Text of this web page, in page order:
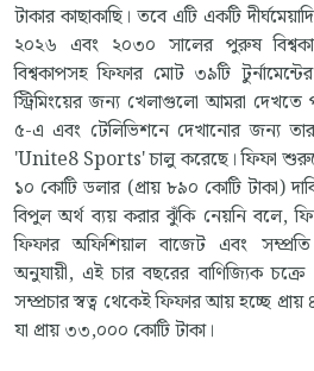
টাকার কাছাকাছি। তবে এটি একটি
২০২৬ এবং ২০৩০ সালের পুরুষ
বিশ্বকাপসহ ফিফার মোট ৩৯টি
স্ট্রিমিংয়ের জন্য খেলাগুলো আমরা দেখতে
৫-এ এবং টেলিভিশনে দেখানোর জন্য
'Unite8 Sports' চালু করেছে। ফিফা
১০ কোটি ডলার (প্রায় ৮৯০ কোটি টাকা)
বিপুল অর্থ ব্যয় করার ঝুঁকি নেয়নি বলে,
ফিফার অফিশিয়াল বাজেট এবং সম্প্রতি
অনুযায়ী, এই চার বছরের বাণিজ্যিক
সম্প্রচার স্বত্ব থেকেই ফিফার আয় হচ্ছে
যা প্রায় ৩৩,০০০ কোটি টাকা।